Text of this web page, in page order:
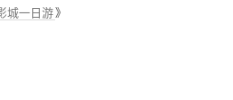
城一日游 》